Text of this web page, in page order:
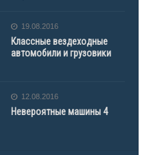
19.08.2016
Классные вездеходные
автомобили и грузовики
12.08.2016
Невероятные машины 4